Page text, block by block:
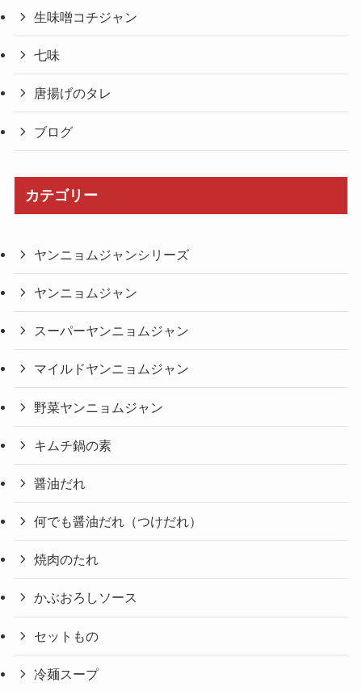
生味噌コチジャン
七味
唐揚げのタレ
ブログ
カテゴリー
ヤンニョムジャンシリーズ
ヤンニョムジャン
スーパーヤンニョムジャン
マイルドヤンニョムジャン
野菜ヤンニョムジャン
キムチ鍋の素
醤油だれ
何でも醤油だれ（つけだれ）
焼肉のたれ
かぶおろしソース
セットもの
冷麺スープ